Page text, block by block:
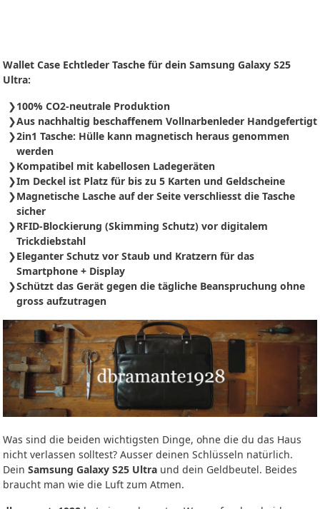
Wallet Case Echtleder Tasche für dein Samsung Galaxy S25
Ultra:
100% CO2-neutrale Produktion
Aus nachhaltig beschaffenem Vollnarbenleder Handgefertigt
2in1 Tasche: Hülle kann magnetisch heraus genommen
werden
Kompatibel mit kabellosen Ladegeräten
Im Deckel ist Platz für bis zu 5 Karten und Geldscheine
Magnetische Lasche auf der Seite verschliesst die Tasche
sicher
RFID-Blockierung (Skimming Schutz) vor digitalem
Trickdiebstahl
Eleganter Schutz vor Staub und Kratzern für das
Smartphone + Display
Schützt das Gerät gegen die tägliche Beanspruchung ohne
gross aufzutragen
Was sind die beiden wichtigsten Dinge, ohne die du das Haus
nicht verlassen solltest? Ausser deinen Schlüsseln natürlich.
Dein Samsung Galaxy S25 Ultra und dein Geldbeutel. Beides
braucht man wie die Luft zum Atmen.